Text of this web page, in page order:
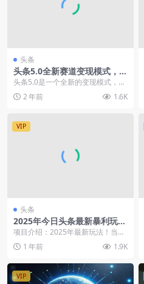
头条
头条5.0全新赛道变现模式，利
用升级版抄书模拟器，小白无
脑日入500+
头条5.0是一个全新的变现模式，虽
然以前项目一直都在，但是通过不
断的迭代更新，收...
2 年前 1.6K
VIP
头条
2025年今日头条最新暴利玩
法，一键生成爆款，轻松实现
矩阵日入3000+
项目介绍：2025年最新玩法！当下
最火！简单零成本！0粉丝照样有收
益，复制粘贴即...
1 年前 1.9K
VIP